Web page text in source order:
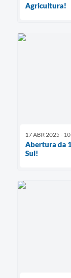
Agricultura!
17 ABR 2025 -
Abertura da
Sul!